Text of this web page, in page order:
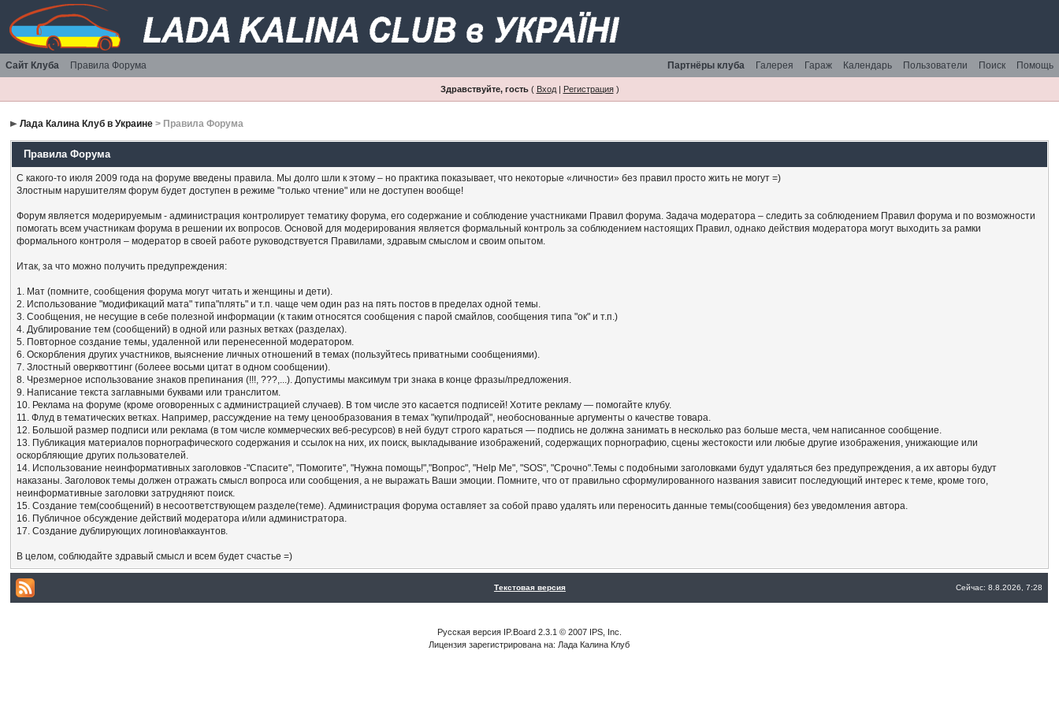
Сайт Клуба Правила Форума Помощь
Поиск
Пользователи
Календарь
Гараж
Галерея
Партнёры клуба
Здравствуйте, гость( Вход| Регистрация)
Лада Калина Клуб в Украине > Правила Форума
Правила Форума
С какого-то июля 2009 года на форуме введены правила. Мы долго шли к этому – но практика показывает, что некоторые «личности» без правил просто жить не могут =)
Злостным нарушителям форум будет доступен в режиме "только чтение" или не доступен вообще!
Форум является модерируемым - администрация контролирует тематику форума, его содержание и соблюдение участниками Правил форума. Задача модератора – следить за соблюдением Правил форума и по возможности
помогать всем участникам форума в решении их вопросов. Основой для модерирования является формальный контроль за соблюдением настоящих Правил, однако действия модератора могут выходить за рамки
формального контроля – модератор в своей работе руководствуется Правилами, здравым смыслом и своим опытом.
Итак, за что можно получить предупреждения:
1. Мат (помните, сообщения форума могут читать и женщины и дети).
2. Использование "модификаций мата" типа"плять" и т.п. чаще чем один раз на пять постов в пределах одной темы.
3. Сообщения, не несущие в себе полезной информации (к таким относятся сообщения с парой смайлов, сообщения типа "ок" и т.п.)
4. Дублирование тем (сообщений) в одной или разных ветках (разделах).
5. Повторное создание темы, удаленной или перенесенной модератором.
6. Оскорбления других участников, выяснение личных отношений в темах (пользуйтесь приватными сообщениями).
7. Злостный оверквоттинг (болеее восьми цитат в одном сообщении).
8. Чрезмерное использование знаков препинания (!!!, ???,...). Допустимы максимум три знака в конце фразы/предложения.
9. Написание текста заглавными буквами или транслитом.
10. Реклама на форуме (кроме оговоренных с администрацией случаев). В том числе это касается подписей! Хотите рекламу — помогайте клубу.
11. Флуд в тематических ветках. Например, рассуждение на тему ценообразования в темах "купи/продай", необоснованные аргументы о качестве товара.
12. Большой размер подписи или реклама (в том числе коммерческих веб-ресурсов) в ней будут строго караться — подпись не должна занимать в несколько раз больше места, чем написанное сообщение.
13. Публикация материалов порнографического содержания и ссылок на них, их поиск, выкладывание изображений, содержащих порнографию, сцены жестокости или любые другие изображения, унижающие или
оскорбляющие других пользователей.
14. Использование неинформативных заголовков -"Спасите", "Помогите", "Нужна помощь!","Вопрос", "Help Me", "SOS", "Срочно".Темы с подобными заголовками будут удаляться без предупреждения, а их авторы будут
наказаны. Заголовок темы должен отражать смысл вопроса или сообщения, а не выражать Ваши эмоции. Помните, что от правильно сформулированного названия зависит последующий интерес к теме, кроме того,
неинформативные заголовки затрудняют поиск.
15. Создание тем(сообщений) в несоответствующем разделе(теме). Администрация форума оставляет за собой право удалять или переносить данные темы(сообщения) без уведомления автора.
16. Публичное обсуждение действий модератора и/или администратора.
17. Создание дублирующих логинов\аккаунтов.
В целом, соблюдайте здравый смысл и всем будет счастье =)
Текстовая версия Сейчас: 8.8.2026, 7:28
Русская версия IP.Board 2.3.1 © 2007 IPS, Inc.
Лицензия зарегистрирована на: Лада Калина Клуб